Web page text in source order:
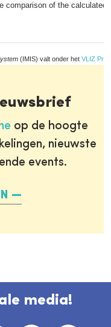
comparison of the calculated
(IMIS) valt onder het VLIZ
op de hoogte
nieuwste
events.
media!